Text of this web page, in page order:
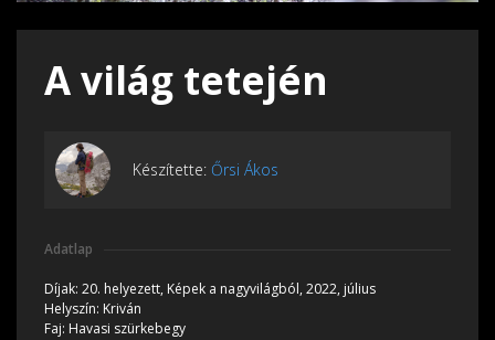
A világ tetején
Készítette: Őrsi Ákos
Adatlap
Díjak: 20. helyezett, Képek a nagyvilágból, 2022, július
Helyszín: Kriván
Faj: Havasi szürkebegy